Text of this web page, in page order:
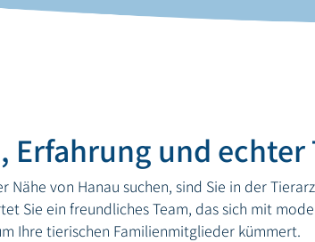
Erfahrung und
von Hanau suchen, sind Sie in der
Sie ein freundliches Team, das sich mit
Ihre tierischen Familienmitglieder kümmert.